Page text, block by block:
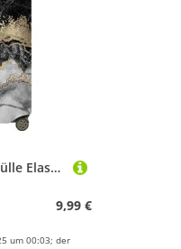
Mateju Kofferschutzhülle Elastisch Kofferhülle, 3D Grüner Marmor Cover Reisekoffer Hülle Trolley Case Schutzhülle Luggage Cover Waschbare Staubdichte Kofferbezug (Sande,L)
9,99 €
um 00:03; der